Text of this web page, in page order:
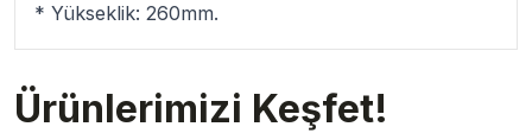
* Yükseklik: 260mm.
Ürünlerimizi Keşfet!